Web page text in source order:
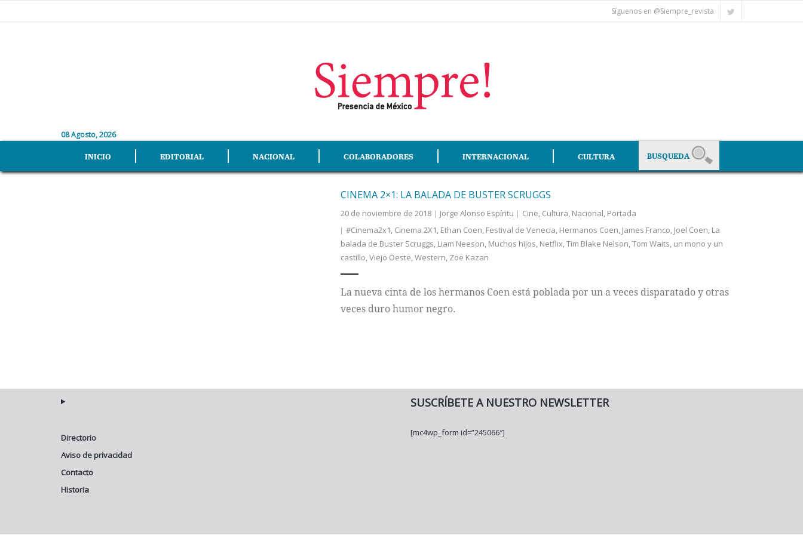
Síguenos en @Siempre_revista
08 Agosto, 2026
INICIO EDITORIAL NACIONAL COLABORADORES INTERNACIONAL CULTURA
CINEMA 2×1: LA BALADA DE BUSTER SCRUGGS
20 de noviembre de 2018 Jorge Alonso Espíritu Cine, Cultura, Nacional, Portada
#Cinema2x1, Cinema 2X1, Ethan Coen, Festival de Venecia, Hermanos Coen, James Franco, Joel Coen, La
balada de Buster Scruggs, Liam Neeson, Muchos hijos, Netflix,Tim Blake Nelson,Tom Waits, un mono y un
castillo,Viejo Oeste,Western, Zoe Kazan
La nueva cinta de los hermanos Coen está poblada por un a veces disparatado y otras
veces duro humor negro.
Directorio
Aviso de privacidad
Contacto
Historia
SUSCRÍBETE A NUESTRO NEWSLETTER
[mc4wp_form id=”245066″]